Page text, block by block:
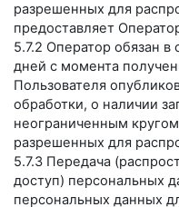
разрешенных для
предоставляет
5.7.2 Оператор обязан в
дней с момента
Пользователя
обработки, о наличии
неограниченным
разрешенных для
5.7.3 Передача
доступ) персональных
персональных данных